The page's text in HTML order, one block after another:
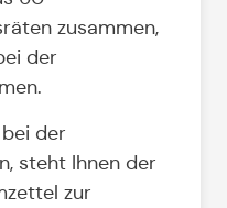
zusammen,
der
der
steht Ihnen der
zur